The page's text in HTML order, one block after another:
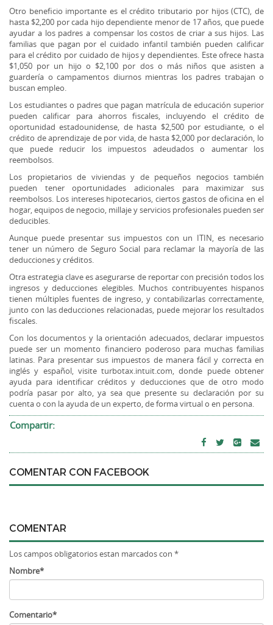
Otro beneficio importante es el crédito tributario por hijos (CTC), de
hasta $2,200 por cada hijo dependiente menor de 17 años, que puede
ayudar a los padres a compensar los costos de criar a sus hijos. Las
familias que pagan por el cuidado infantil también pueden calificar
para el crédito por cuidado de hijos y dependientes. Este ofrece hasta
$1,050 por un hijo o $2,100 por dos o más niños que asisten a
guardería o campamentos diurnos mientras los padres trabajan o
buscan empleo.
Los estudiantes o padres que pagan matrícula de educación superior
pueden calificar para ahorros fiscales, incluyendo el crédito de
oportunidad estadounidense, de hasta $2,500 por estudiante, o el
crédito de aprendizaje de por vida, de hasta $2,000 por declaración, lo
que puede reducir los impuestos adeudados o aumentar los
reembolsos.
Los propietarios de viviendas y de pequeños negocios también
pueden tener oportunidades adicionales para maximizar sus
reembolsos. Los intereses hipotecarios, ciertos gastos de oficina en el
hogar, equipos de negocio, millaje y servicios profesionales pueden ser
deducibles.
Aunque puede presentar sus impuestos con un ITIN, es necesario
tener un número de Seguro Social para reclamar la mayoría de las
deducciones y créditos.
Otra estrategia clave es asegurarse de reportar con precisión todos los
ingresos y deducciones elegibles. Muchos contribuyentes hispanos
tienen múltiples fuentes de ingreso, y contabilizarlas correctamente,
junto con las deducciones relacionadas, puede mejorar los resultados
fiscales.
Con los documentos y la orientación adecuados, declarar impuestos
puede ser un momento financiero poderoso para muchas familias
latinas. Para presentar sus impuestos de manera fácil y correcta en
inglés y español, visite turbotax.intuit.com, donde puede obtener
ayuda para identificar créditos y deducciones que de otro modo
podría pasar por alto, ya sea que presente su declaración por su
cuenta o con la ayuda de un experto, de forma virtual o en persona.
Compartir:
COMENTAR CON FACEBOOK
COMENTAR
Los campos obligatorios estan marcados con *
Nombre*
Comentario*